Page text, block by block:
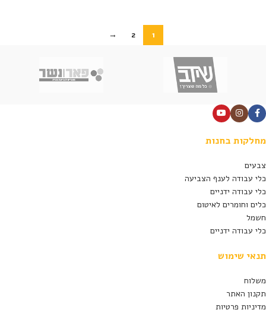
1
2
→
מחלקות בחנות
צבעים
כלי עבודה לענף הצביעה
כלי עבודה ידניים
כלים וחומרים לאיטום
חשמל
כלי עבודה ידניים
תנאי שימוש
משלוח
תקנון האתר
מדיניות פרטיות